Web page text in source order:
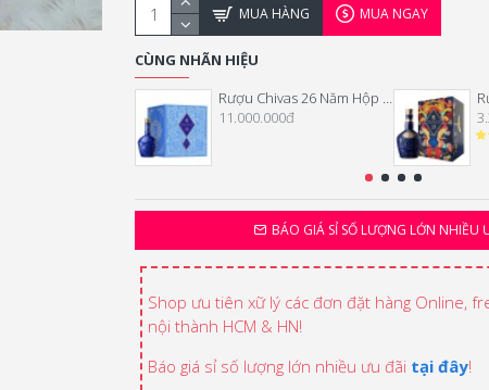
MUA HÀNG MUA NGAY
BÁO GIÁ SỈ SỐ LƯỢNG LỚN NHIỀU
CÙNG NHÃN HIỆU
Rượu Chivas 26 Năm Hộp Quà Tết 2026
11.000.000đ
Shop ưu tiên xữ lý các đơn đặt hàng Online,
nội thành HCM & HN!
Báo giá sỉ số lượng lớn nhiều ưu đãi tại đây!